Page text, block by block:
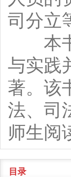
司分立
本书
与实践
著。该
法、司
师生阅
目录